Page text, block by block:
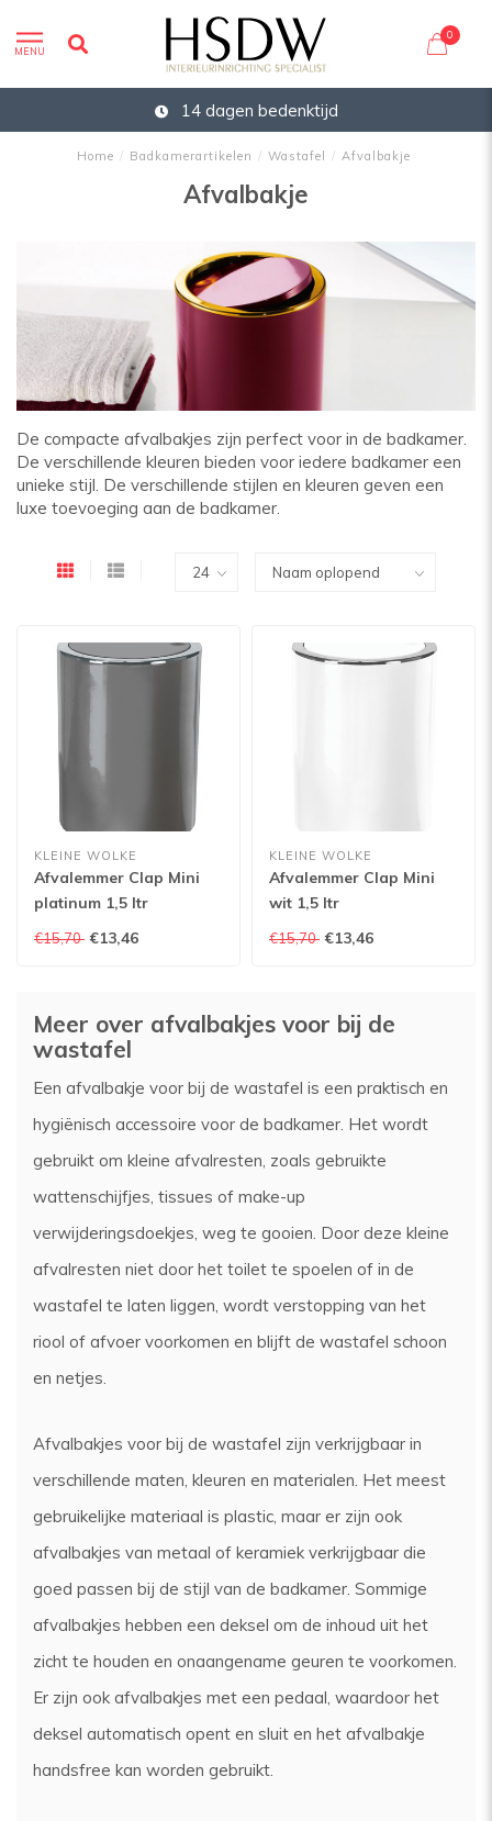
MENU
0
14 dagen bedenktijd
Home / Badkamerartikelen / Wastafel / Afvalbakje
Afvalbakje
De compacte afvalbakjes zijn perfect voor in de badkamer.
De verschillende kleuren bieden voor iedere badkamer een
unieke stijl. De verschillende stijlen en kleuren geven een
luxe toevoeging aan de badkamer.
KLEINE WOLKE
Afvalemmer Clap Mini
platinum 1,5 ltr
€15,70 €13,46
KLEINE WOLKE
Afvalemmer Clap Mini
wit 1,5 ltr
€15,70 €13,46
Meer over afvalbakjes voor bij de
wastafel
Een afvalbakje voor bij de wastafel is een praktisch en
hygiënisch accessoire voor de badkamer. Het wordt
gebruikt om kleine afvalresten, zoals gebruikte
wattenschijfjes, tissues of make-up
verwijderingsdoekjes, weg te gooien. Door deze kleine
afvalresten niet door het toilet te spoelen of in de
wastafel te laten liggen, wordt verstopping van het
riool of afvoer voorkomen en blijft de wastafel schoon
en netjes.
Afvalbakjes voor bij de wastafel zijn verkrijgbaar in
verschillende maten, kleuren en materialen. Het meest
gebruikelijke materiaal is plastic, maar er zijn ook
afvalbakjes van metaal of keramiek verkrijgbaar die
goed passen bij de stijl van de badkamer. Sommige
afvalbakjes hebben een deksel om de inhoud uit het
zicht te houden en onaangename geuren te voorkomen.
Er zijn ook afvalbakjes met een pedaal, waardoor het
deksel automatisch opent en sluit en het afvalbakje
handsfree kan worden gebruikt.